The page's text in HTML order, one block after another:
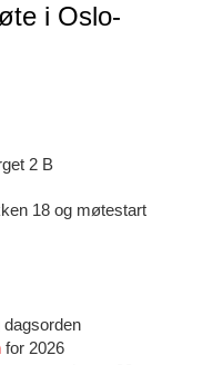
i Oslo-
2 B
18 og møtestart
dagsorden
for 2026